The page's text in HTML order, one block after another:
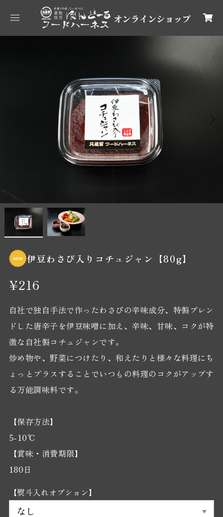
伊豆わさび入りコチュジャン【80g】
¥216
自社で独自手法で作ったわさびの辛味成分、特製ブレン
ドした唐辛子を伊豆味噌に加え、辛味、甘味、コクが特
徴な自社製コチュジャンです。
炒め物や、野菜につけたり、和えたりと様々な料理にち
ょっとプラスすることでいつもの料理のコクがアップす
る万能調味料です。
【保存方法】
5-10℃
【賞味・消費期限】
180日
【熨斗入れオブション】